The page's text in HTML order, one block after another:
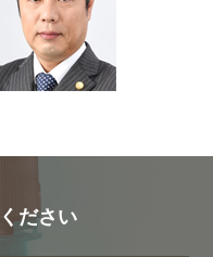
ださい